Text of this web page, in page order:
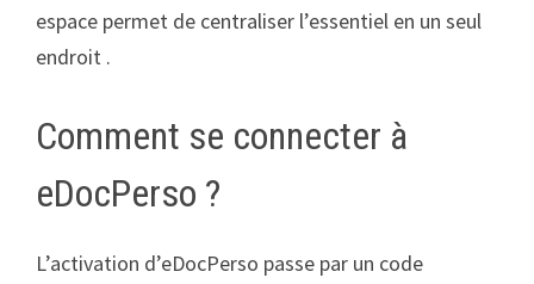
espace permet de centraliser l’essentiel en un seul
endroit .
Comment se connecter à
eDocPerso ?
L’activation d’eDocPerso passe par un code